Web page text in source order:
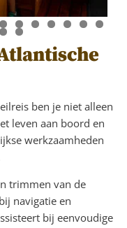
ben je niet alleen
leven aan boord en
werkzaamheden
trimmen van de
navigatie en
bij eenvoudige